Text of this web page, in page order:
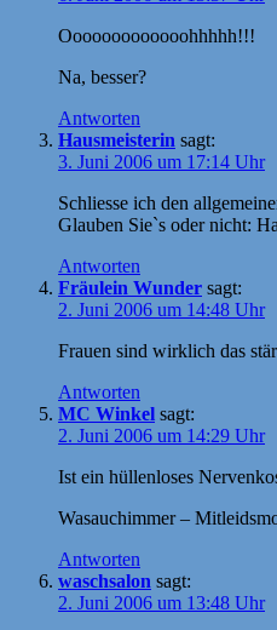
Ooooooooooooohhhhh!!!
Na, besser?
Antworten
Hausmeisterin sagt:
3. Juni 2006 um 17:14 Uhr
Schliesse ich den
Glauben Sie`s oder nicht:
Antworten
Fräulein Wunder sagt:
2. Juni 2006 um 14:48 Uhr
Frauen sind wirklich das
Antworten
MC Winkel sagt:
2. Juni 2006 um 14:29 Uhr
Ist ein hüllenloses
Wasauchimmer –
Antworten
waschsalon sagt:
2. Juni 2006 um 13:48 Uhr